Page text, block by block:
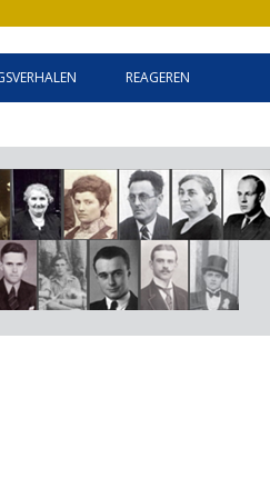
REAGEREN
GASTENBOEK
LINKEN
DISCLAIMER